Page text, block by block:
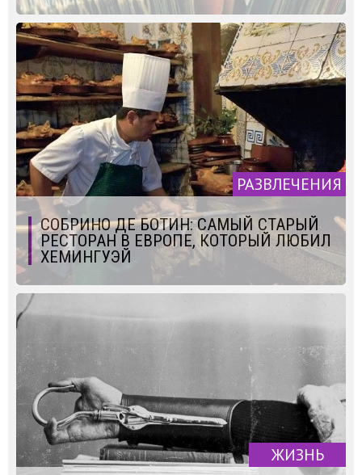
РАЗВЛЕЧЕНИЯ
СОБРИНО ДЕ БОТИН: САМЫЙ СТАРЫЙ
РЕСТОРАН В ЕВРОПЕ, КОТОРЫЙ ЛЮБИЛ
ХЕМИНГУЭЙ
ЖИЗНЬ